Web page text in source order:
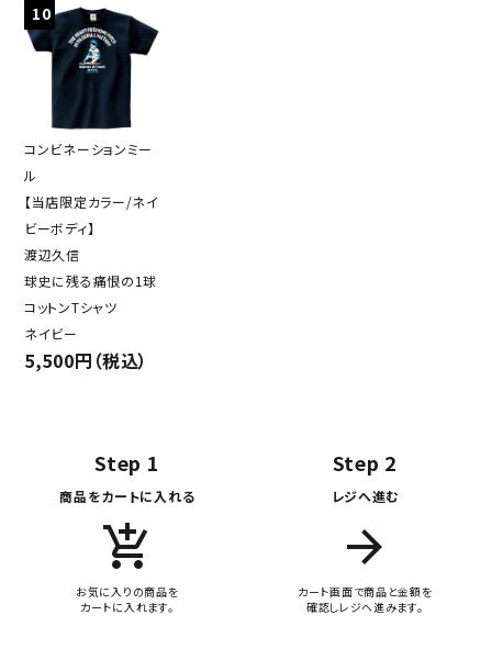
10
コンビネーションミー
ル
【当店限定カラー/ネイ
ビーボディ】
渡辺久信
球史に残る痛恨の1球
コットンTシャツ
ネイビー
5,500円（税込）
Step 1
商品をカートに入れる
add_shopping_cart
お気に入りの商品を
カートに入れます。
Step 2
レジへ進む
arrow_forward
カート画面で商品と金額を
確認しレジへ進みます。